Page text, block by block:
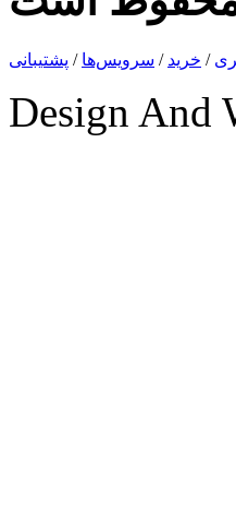
/ خرید / سرویس‌ها / پشتیبانی
Design And